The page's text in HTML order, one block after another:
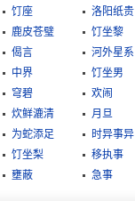
饤座
洛阳纸贵
鹿皮苍璧
饤坐黎
偈言
河外星系
中界
饤坐男
穹碧
欢闹
炊鲜漉清
月旦
为蛇添足
时异事异
饤坐梨
移执事
壅蔽
急事